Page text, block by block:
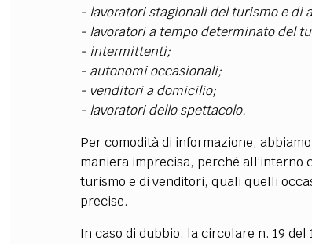
- lavoratori stagionali del turismo e di
- lavoratori a tempo determinato del
- intermittenti;
- autonomi occasionali;
- venditori a domicilio;
- lavoratori dello spettacolo.
Per comodità di informazione,
maniera imprecisa, perché all’interno
turismo e di venditori, quali quelli
precise.
In caso di dubbio, la circolare n. 19 del